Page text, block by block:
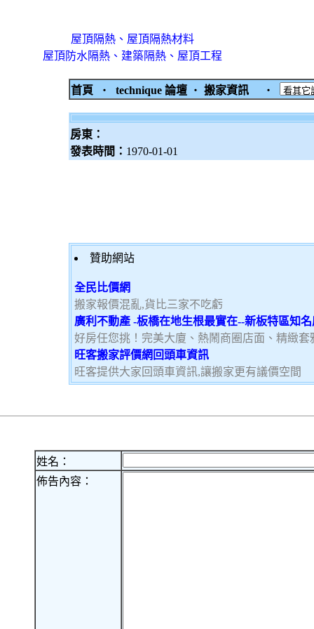
屋頂隔熱、屋頂隔熱材料
屋頂防水隔熱、建築隔熱、屋頂工程
首頁 ‧ technique 論壇 ‧ 搬家資訊 ‧
房東：
發表時間： 1970-01-01
贊助網站
全民比價網
搬家報價混亂,貨比三家不吃虧
廣利不動產 -板橋在地生根最實在--新板特區知
好房任您挑！完美大廈、熱鬧商圈店面、精緻
旺客搬家評價網回頭車資訊
旺客提供大家回頭車資訊,讓搬家更有議價空間
姓名：
佈告內容：